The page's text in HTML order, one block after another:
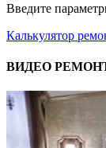
Введите
Калькулятор
ВИДЕО